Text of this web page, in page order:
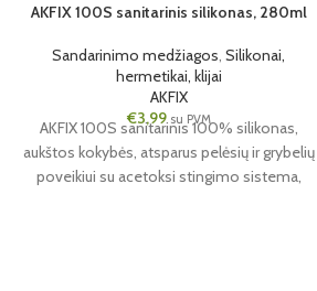
SOLD OUT
24 VNT.
AKFIX 100S sanitarinis silikonas, 280ml
Sandarinimo medžiagos ,Silikonai,
hermetikai, klijai
AKFIX
€3,99 su PVM
AKFIX 100S sanitarinis 100% silikonas,
aukštos kokybės, atsparus pelėsių ir grybelių
poveikiui su acetoksi stingimo sistema,